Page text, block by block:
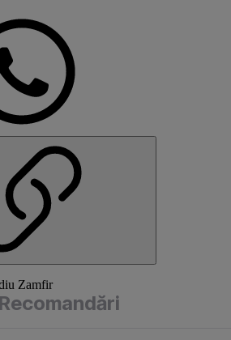
Zamfir
Recomandări